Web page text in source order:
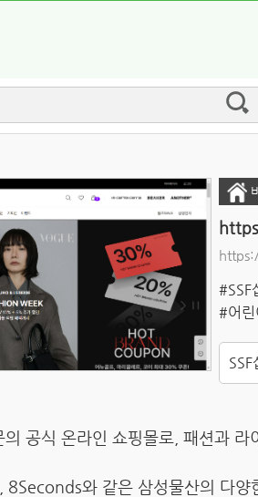
#SSF
#어린
의 공식 온라인 쇼핑몰로, 패션과
8Seconds와 같은 삼성물산의 다